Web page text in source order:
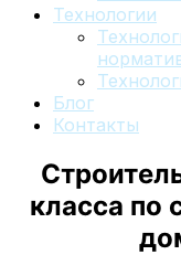
Технологии
Блог
Контакты
класса по